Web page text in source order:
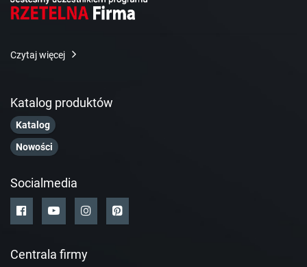
Czytaj więcej
Katalog produktów
Katalog
Nowości
Socialmedia
Centrala firmy